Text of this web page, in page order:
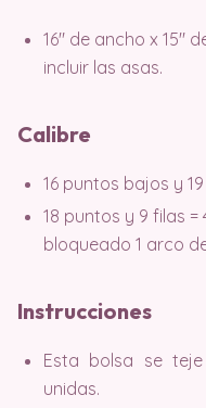
16″ de ancho x 15″
incluir las asas.
Calibre
16 puntos bajos y 19
18 puntos y 9 filas
bloqueado 1 arco
Instrucciones
Esta bolsa se
unidas.